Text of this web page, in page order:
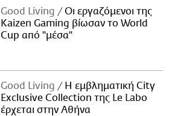
Good Living
Οι εργαζόμενοι της
Kaizen Gaming βίωσαν το World
Cup από "μέσα"
Good Living
Η εμβληματική City
Exclusive Collection της Le Labo
έρχεται στην Αθήνα